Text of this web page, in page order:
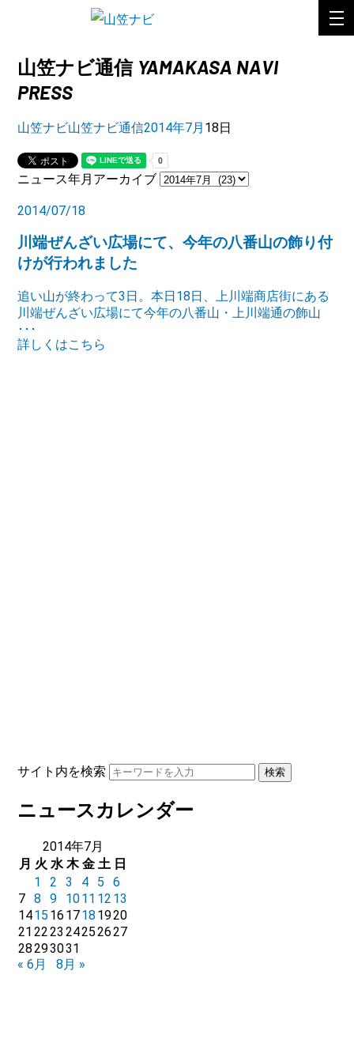
山笠ナビ通信 YAMAKASA NAVI
PRESS
山笠ナビ山笠ナビ通信2014年7月 18日
ニュース年月アーカイブ
2014/07/18
川端ぜんざい広場にて、今年の八番山の飾り付
けが行われました
追い山が終わって3日。本日18日、上川端商店街にある
川端ぜんざい広場にて今年の八番山・上川端通の飾山
･･･
詳しくはこちら
サイト内を検索
ニュースカレンダー
2014年7月
月 火 水 木 金 土 日
1
2 3 4 5
6
7
8 9 1011 12 13
1415 16 17181920
21 2223 24252627
28293031
« 6月
8月 »